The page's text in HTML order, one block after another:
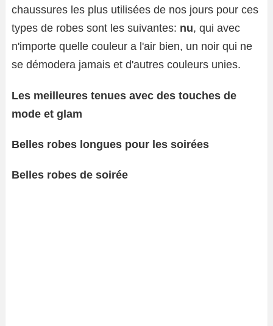
chaussures les plus utilisées de nos jours pour ces
types de robes sont les suivantes: nu, qui avec
n'importe quelle couleur a l'air bien, un noir qui ne
se démodera jamais et d'autres couleurs unies.
Les meilleures tenues avec des touches de
mode et glam
Belles robes longues pour les soirées
Belles robes de soirée